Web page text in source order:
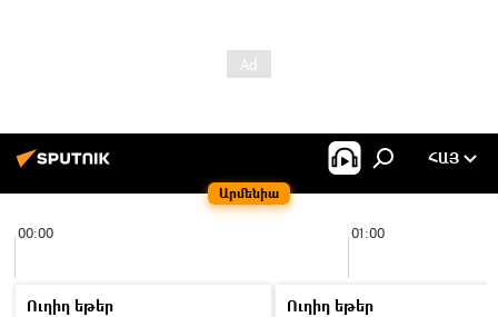
Արմենիա
ՀԱՅ
00:00 01:00
Ուղիղ եթեր
Ուղիղ եթեր